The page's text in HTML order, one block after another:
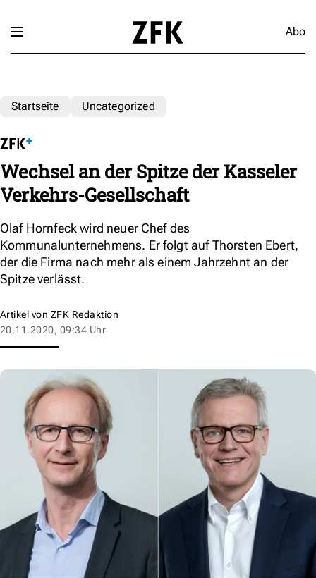
Abo
Startseite Uncategorized
Wechsel an der Spitze der Kasseler
Verkehrs-Gesellschaft
Olaf Hornfeck wird neuer Chef des
Kommunalunternehmens. Er folgt auf Thorsten Ebert,
der die Firma nach mehr als einem Jahrzehnt an der
Spitze verlässt.
Artikel von ZFK Redaktion
20.11.2020, 09:34 Uhr